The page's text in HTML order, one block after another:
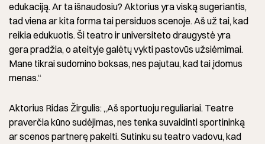
edukaciją. Ar ta išnaudosiu? Aktorius yra viską sugeriantis,
tad viena ar kita forma tai persiduos scenoje. Aš už tai, kad
reikia edukuotis. Ši teatro ir universiteto draugystė yra
gera pradžia, o ateityje galėtų vykti pastovūs užsiėmimai.
Mane tikrai sudomino boksas, nes pajutau, kad tai įdomus
menas.“
Aktorius Ridas Žirgulis: „Aš sportuoju reguliariai. Teatre
praverčia kūno sudėjimas, nes tenka suvaidinti sportininką
ar scenos partnerę pakelti. Sutinku su teatro vadovu, kad